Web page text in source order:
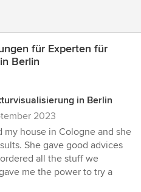
für Experten für
Berlin
in Berlin
2023
my house in Cologne and she
She gave good advices
all the stuff we
me the power to try a